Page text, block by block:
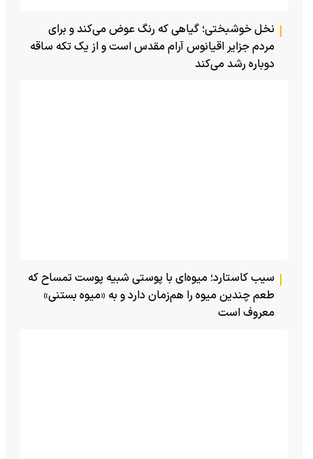
نخل خوشبختی؛ گیاهی که رنگ عوض می‌کند و برای
مردم جزایر اقیانوس آرام مقدس است و از یک تکه ساقه
دوباره رشد می‌کند
سیب کاستارد؛ میوه‌ای با پوستی شبیه پوست تمساح که
طعم چندین میوه را هم‌زمان دارد و به «میوه بستنی»
معروف است